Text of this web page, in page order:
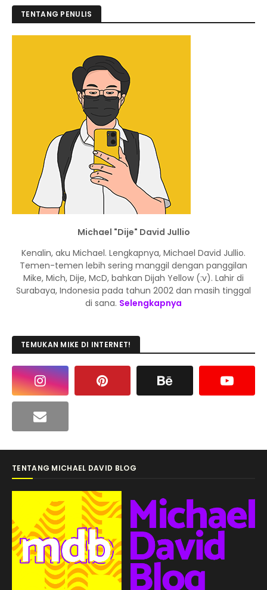
TENTANG PENULIS
Michael "Dije" David Jullio
Kenalin, aku Michael. Lengkapnya, Michael David Jullio.
Temen-temen lebih sering manggil dengan panggilan
Mike, Mich, Dije, McD, bahkan Dijah Yellow (:v). Lahir di
Surabaya, Indonesia pada tahun 2002 dan masih tinggal
di sana. Selengkapnya
TEMUKAN MIKE DI INTERNET!
TENTANG MICHAEL DAVID BLOG